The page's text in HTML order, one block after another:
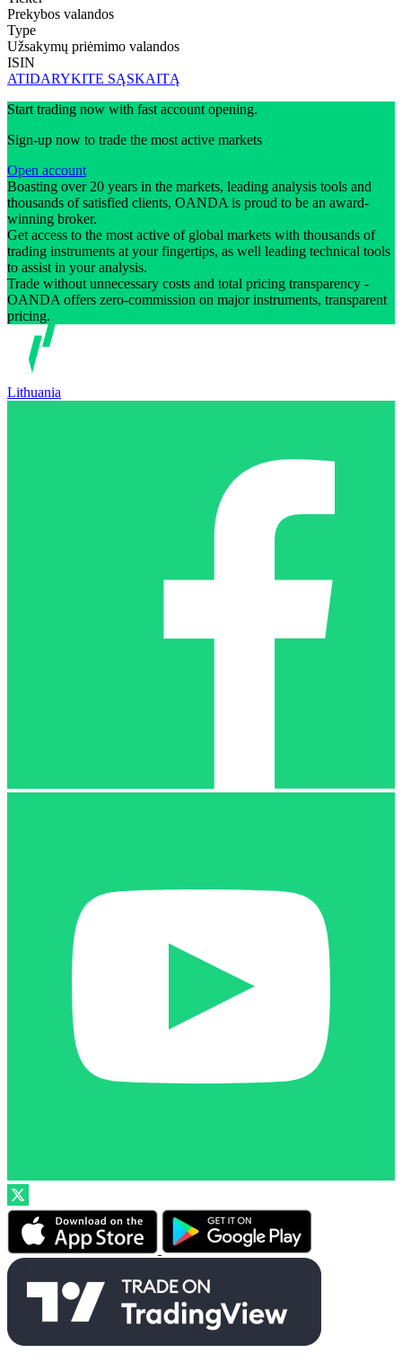
Prekybos valandos
Type
Užsakymų priėmimo valandos
ISIN
ATIDARYKITE SĄSKAITĄ
Start trading now with fast account opening.
Sign-up now to trade the most active markets
Open account
Boasting over 20 years in the markets, leading analysis tools and
thousands of satisfied clients, OANDA is proud to be an award-
winning broker.
Get access to the most active of global markets with thousands of
trading instruments at your fingertips, as well leading technical tools
to assist in your analysis.
Trade without unnecessary costs and total pricing transparency -
OANDA offers zero-commission on major instruments, transparent
pricing.
Lithuania